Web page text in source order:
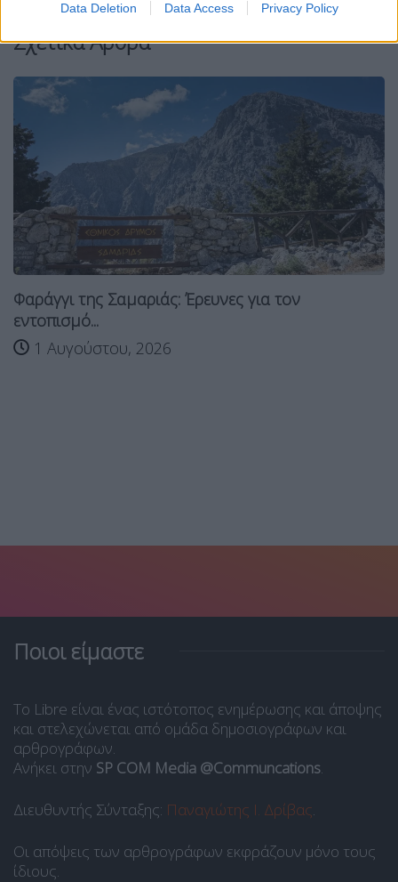
Data Deletion Data Access Privacy Policy
Σχετικά Άρθρα
Φαράγγι της Σαμαριάς: Έρευνες για τον
εντοπισμό...
1 Αυγούστου, 2026
Ποιοι είμαστε
Το Libre είναι ένας ιστότοπος ενημέρωσης και άποψης
και στελεχώνεται από ομάδα δημοσιογράφων και
αρθρογράφων.
Ανήκει στην SP COM Media @Communcations
Διευθυντής Σύνταξης: Παναγιώτης Ι. Δρίβας
Οι απόψεις των αρθρογράφων εκφράζουν μόνο τους
ίδιους.